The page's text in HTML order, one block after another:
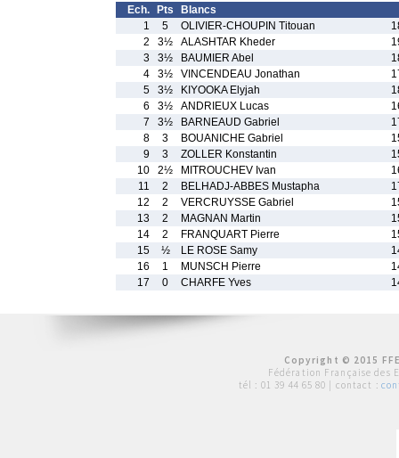
Ech. Pts
Blancs
1
5 OLIVIER-CHOUPIN Titouan
2
3½ ALASHTAR Kheder
3
3½ BAUMIER Abel
4
3½ VINCENDEAU Jonathan
5
3½ KIYOOKA Elyjah
6
3½ ANDRIEUX Lucas
7
3½ BARNEAUD Gabriel
8
3 BOUANICHE Gabriel
9
3 ZOLLER Konstantin
10
2½ MITROUCHEV Ivan
11
2 BELHADJ-ABBES Mustapha
12
2 VERCRUYSSE Gabriel
13
2 MAGNAN Martin
14
2 FRANQUART Pierre
15
½ LE ROSE Samy
16
1 MUNSCH Pierre
17
0 CHARFE Yves
Copyright © 2015
Fédération Française des
tél : 01 39 44 65 80 | contact :